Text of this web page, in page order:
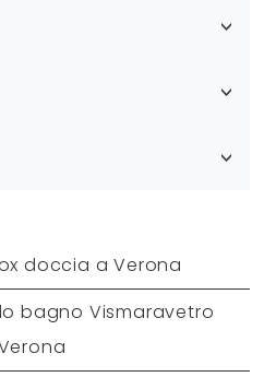
doccia a Verona
bagno Vismaravetro